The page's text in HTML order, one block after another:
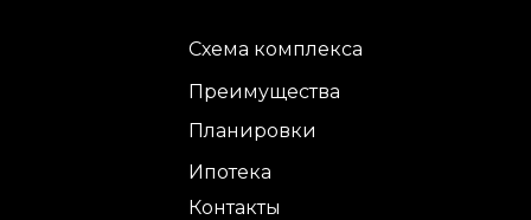
Схема комплекса
Ипотека
Контакты
Планировки
Преимущества